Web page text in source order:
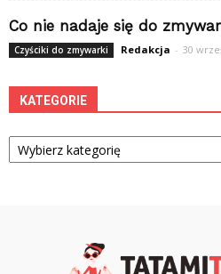
Co nie nadaje się do
Czyściki do zmywarki Redakcja - 30
KATEGORIE
Kategorie